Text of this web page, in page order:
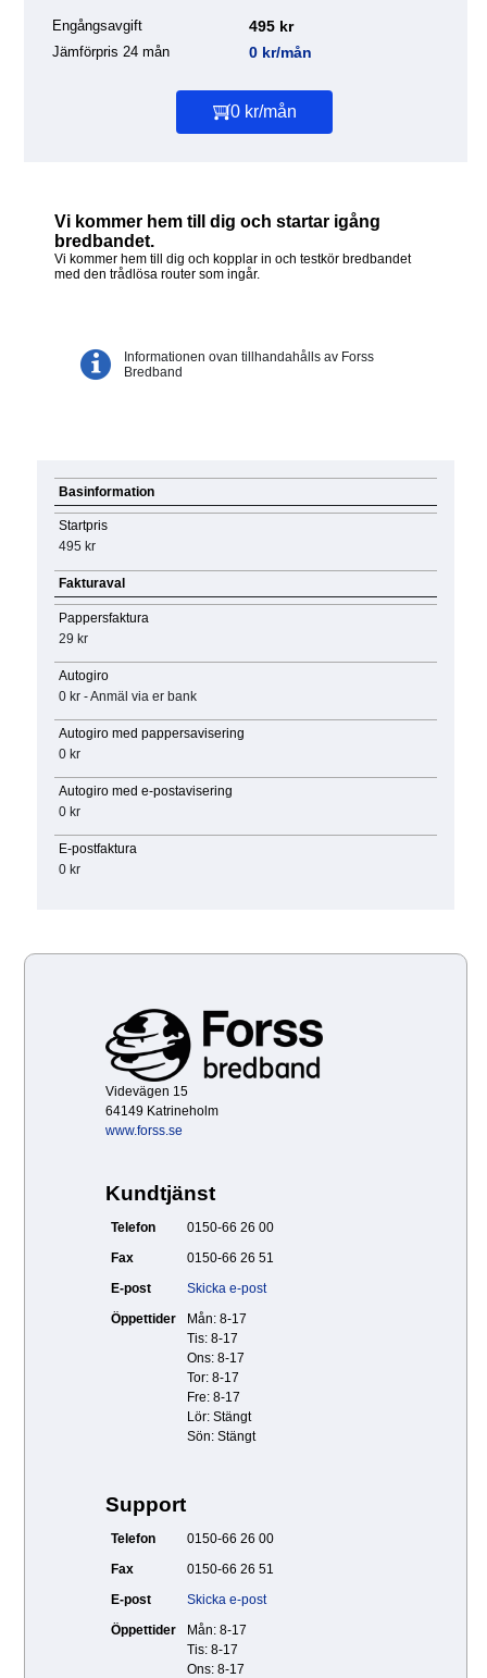
Engångsavgift 495 kr
Jämförpris 24 mån 0 kr/mån
0 kr/mån
Vi kommer hem till dig och startar igång
bredbandet.
Vi kommer hem till dig och kopplar in och testkör bredbandet
med den trådlösa router som ingår.
Informationen ovan tillhandahålls av Forss
Bredband
Basinformation
Startpris
495 kr
Fakturaval
Pappersfaktura
29 kr
Autogiro
0 kr - Anmäl via er bank
Autogiro med pappersavisering
0 kr
Autogiro med e-postavisering
0 kr
E-postfaktura
0 kr
Videvägen 15
64149 Katrineholm
www.forss.se
Kundtjänst
Telefon
0150-66 26 00
Fax
0150-66 26 51
E-post
Skicka e-post
Öppettider
Mån: 8-17
Tis: 8-17
Ons: 8-17
Tor: 8-17
Fre: 8-17
Lör: Stängt
Sön: Stängt
Support
Telefon
0150-66 26 00
Fax
0150-66 26 51
E-post
Skicka e-post
Öppettider
Mån: 8-17
Tis: 8-17
Ons: 8-17